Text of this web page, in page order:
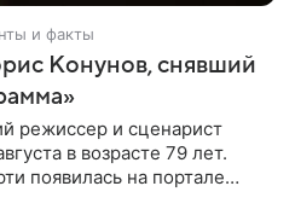
и факты
Конунов, снявший
режиссер и сценарист
в возрасте 79 лет.
появилась на портале